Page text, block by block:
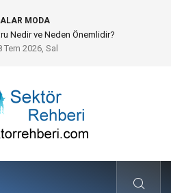
MODA
Planlama ve Operasyonel Güven
Tem 2026, Sal